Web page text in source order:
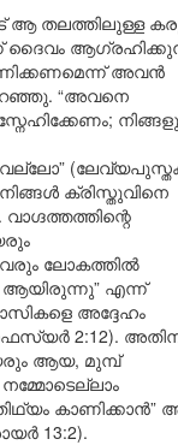
ആ തലത്തിലുള്ള
ദൈവം
അവൻ
“അവനെ
ക്രിസ്തുവിനെ
ലോകത്തിൽ
ആയിരുന്നു” എന്ന്
അദ്ദേഹം
2:12).
ആയ, മുമ്പ്
കാണിക്കാൻ”
13:2).